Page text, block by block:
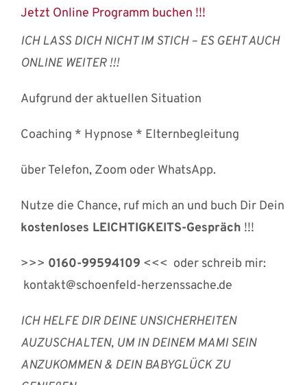
Jetzt Online Programm buchen !!!
ICH LASS DICH NICHT IM STICH – ES GEHT AUCH
ONLINE WEITER !!!
Aufgrund der aktuellen Situation
Coaching * Hypnose * Elternbegleitung
über Telefon, Zoom oder WhatsApp.
Nutze die Chance, ruf mich an und buch Dir Dein
kostenloses LEICHTIGKEITS-Gespräch !!!
>>> 0160-99594109 <<< oder schreib mir:
kontakt@schoenfeld-herzenssache.de
ICH HELFE DIR DEINE UNSICHERHEITEN
AUZUSCHALTEN, UM IN DEINEM MAMI SEIN
ANZUKOMMEN & DEIN BABYGLÜCK ZU